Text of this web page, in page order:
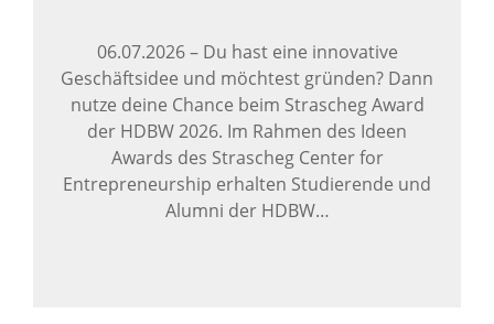
06.07.2026–Du hast eine innovative
Geschäftsidee und möchtest gründen? Dann
nutze deine Chance beim Strascheg Award
der HDBW 2026. Im Rahmen des Ideen
Awards des Strascheg Center for
Entrepreneurship erhalten Studierende und
Alumni der HDBW…